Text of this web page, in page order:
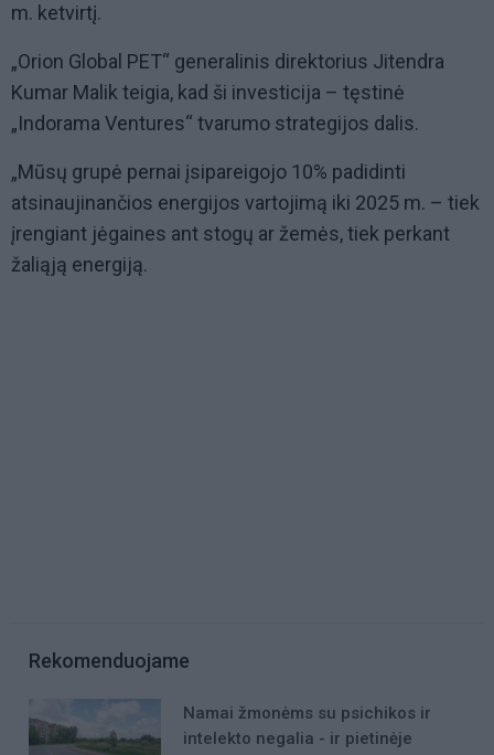
m. ketvirtį.
„Orion Global PET“ generalinis direktorius Jitendra
Kumar Malik teigia, kad ši investicija – tęstinė
„Indorama Ventures“ tvarumo strategijos dalis.
„Mūsų grupė pernai įsipareigojo 10% padidinti
atsinaujinančios energijos vartojimą iki 2025 m. – tiek
įrengiant jėgaines ant stogų ar žemės, tiek perkant
žaliąją energiją.
Rekomenduojame
Namai žmonėms su psichikos ir
intelekto negalia - ir pietinėje